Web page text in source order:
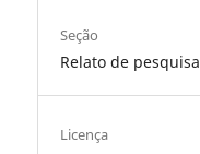
Seção
Relato de pesquisa
Licença